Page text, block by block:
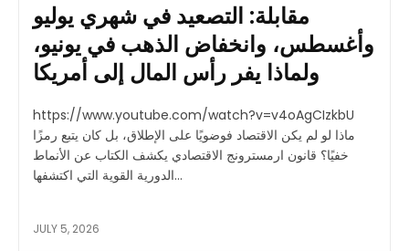
مقابلة: التصعيد في شهري يوليو
وأغسطس، وانخفاض الذهب في يونيو،
ولماذا يفر رأس المال إلى أمريكا
https://www.youtube.com/watch?v=v4oAgCIzkbU
ماذا لو لم يكن الاقتصاد فوضويًا على الإطلاق، بل كان يتبع رمزًا
خفيًا؟ قانون ارمسترونج الاقتصادي يكشف الكتاب عن الأنماط
الدورية القوية التي اكتشفها...
JULY 5, 2026